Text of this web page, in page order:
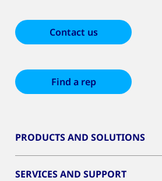
Contact us
Find a rep
PRODUCTS AND SOLUTIONS
SERVICES AND SUPPORT